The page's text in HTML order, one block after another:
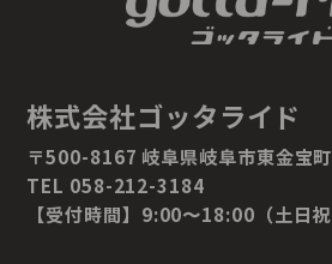
株式会社ゴッタライド
〒500-8167 岐阜県岐阜市東金宝
TEL 058-212-3184
【受付時間】9:00〜18:00（土日祝